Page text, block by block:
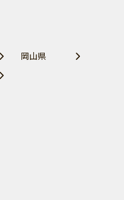
岡山県